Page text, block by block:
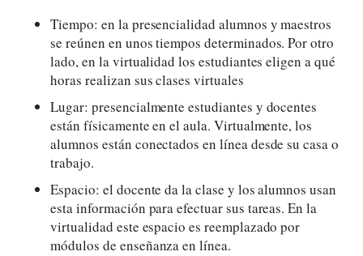
Tiempo: en la presencialidad alumnos y maestros
se reúnen en unos tiempos determinados. Por otro
lado, en la virtualidad los estudiantes eligen a qué
horas realizan sus clases virtuales
Lugar: presencialmente estudiantes y docentes
están físicamente en el aula. Virtualmente, los
alumnos están conectados en línea desde su casa o
trabajo.
Espacio: el docente da la clase y los alumnos usan
esta información para efectuar sus tareas. En la
virtualidad este espacio es reemplazado por
módulos de enseñanza en línea.